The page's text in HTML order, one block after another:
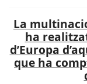
La
ha
d’Europa
que ha